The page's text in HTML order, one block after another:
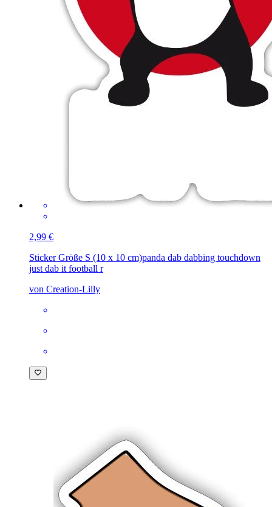
2,99 €
Sticker Größe S (10 x 10 cm)panda dab dabbing touchdown
just dab it football r
von Creation-Lilly